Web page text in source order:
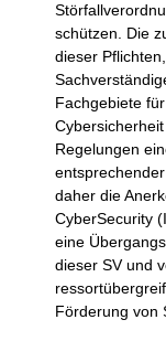
schützen. Die
dieser
Fachgebiete
Regelungen
daher die
CyberSecurity
eine
dieser SV und
Förderung von